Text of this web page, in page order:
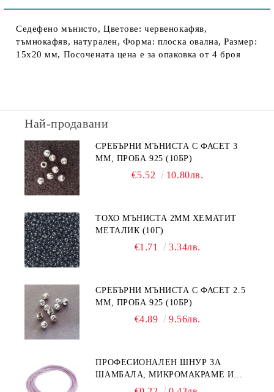
Седефено мънисто, Цветове: червенокафяв,
тъмнокафяв, натурален, Форма: плоска овална, Размер:
15х20 мм, Посочената цена е за опаковка от 4 броя
Най-продавани
СРЕБЪРНИ МЪНИСТА С ФАСЕТ 3
ММ, ПРОБА 925 (10БР)
€5.52 10.80лв.
ТОХО МЪНИСТА 2ММ ХЕМАТИТ
МЕТАЛИК (10Г)
€1.71 3.34лв.
СРЕБЪРНИ МЪНИСТА С ФАСЕТ 2.5
ММ, ПРОБА 925 (10БР)
€4.89 9.56лв.
ПРОФЕСИОНАЛЕН ШНУР ЗА
ШАМБАЛА, МИКРОМАКРАМЕ И
ВЪЗЛИ,GRIFFIN, ЦВЯТ ЛЮЛЯК1ММ